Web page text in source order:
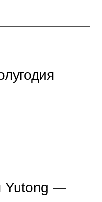
Yutong —